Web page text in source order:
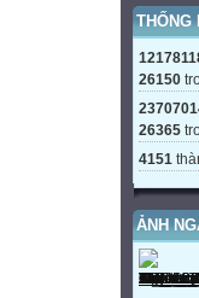
THỐNG
26150
26365
4151
ẢNH